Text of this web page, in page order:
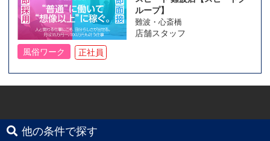
ループ】
難波・心斎橋
店舗スタッフ
風俗ワーク
正社員
他の条件で探す